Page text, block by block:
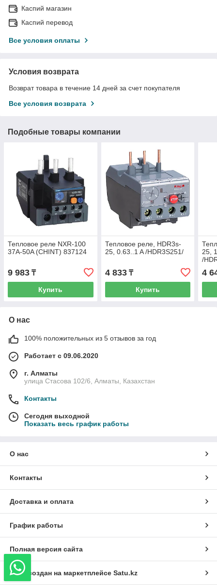
Каспий магазин
Каспий перевод
Все условия оплаты
Условия возврата
Возврат товара в течение 14 дней за счет покупателя
Все условия возврата
Подобные товары компании
Тепловое реле NXR-100
37A-50A (CHINT) 837124
9 983 ₸
Купить
Тепловое реле, HDR3s-
25, 0.63..1 A /HDR3S251/
4 833₸
Купить
25,
/
4
О нас
100% положительных из 5 отзывов за год
Работает с 09.06.2020
г. Алматы
улица Стасова 102/6, Алматы, Казахстан
Контакты
Сегодня выходной
Показать весь график работы
О нас
Контакты
Доставка и оплата
График работы
Полная версия сайта
Сайт создан на маркетплейсе Satu.kz